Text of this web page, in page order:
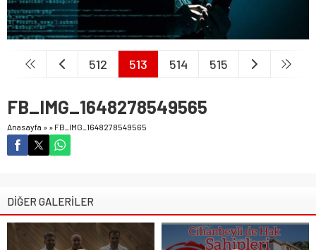
512 513 514 515
FB_IMG_1648278549565
Anasayfa » » FB_IMG_1648278549565
DİĞER GALERİLER